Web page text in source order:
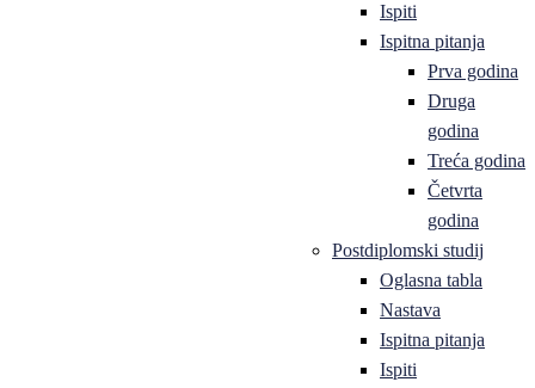
Ispiti
Ispitna pitanja
Prva godina
Druga
godina
Treća godina
Četvrta
godina
Postdiplomski studij
Oglasna tabla
Nastava
Ispitna pitanja
Ispiti